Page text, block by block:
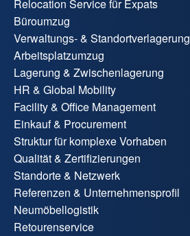
Relocation Service für Expats
Büroumzug
Verwaltungs- & Standortverlagerung
Arbeitsplatzumzug
Lagerung & Zwischenlagerung
HR & Global Mobility
Facility & Office Management
Einkauf & Procurement
Struktur für komplexe Vorhaben
Qualität & Zertifizierungen
Standorte & Netzwerk
Referenzen & Unternehmensprofil
Neumöbellogistik
Retourenservice